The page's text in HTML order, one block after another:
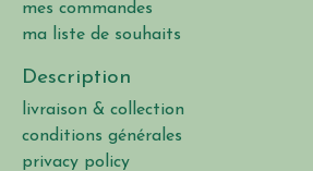
mes commandes
ma liste de souhaits
Description
livraison & collection
conditions générales
privacy policy